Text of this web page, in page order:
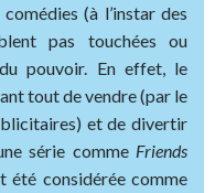
(à l’instar des
pas touchées ou
pouvoir. En effet, le
tout de vendre (par le
et de divertir
série comme Friends
été considérée comme